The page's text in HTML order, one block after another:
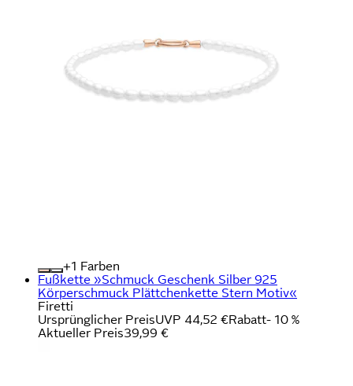
+
Farben
Fußkette »Schmuck Geschenk Silber 925
Körperschmuck Plättchenkette Stern Motiv«
Firetti
Ursprünglicher PreisUVP 44,52 €Rabatt- 10 %
Aktueller Preis39,99 €